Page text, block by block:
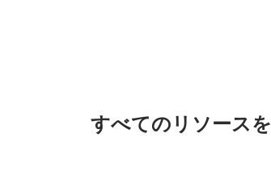
すべての リソースを